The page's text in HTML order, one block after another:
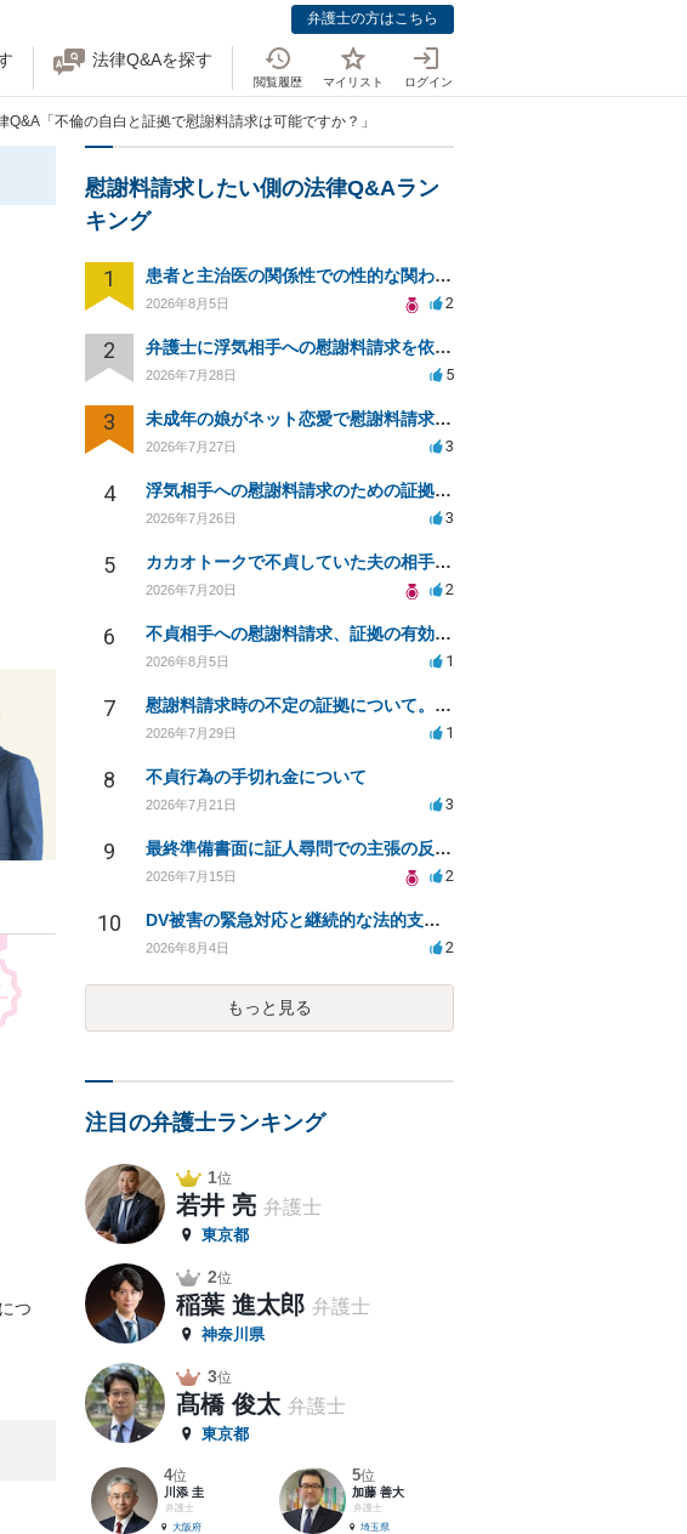
弁護士の方はこちら
法律Q&Aを探す
閲覧履歴 マイリスト ログイン
Q&A「不倫の自白と証拠で慰謝料請求は可能ですか？」
つ
慰謝料請求したい側の法律Q&Aラン
キング
1 患者と主治医の関係性での性的な関わりからのトラブル
2026年8月5日 2
2 弁護士に浮気相手への慰謝料請求を依頼する費用相場は？
2026年7月28日 5
3 未成年の娘がネット恋愛で慰謝料請求を受けた場合の対処法は？
2026年7月27日 3
4 浮気相手への慰謝料請求のための証拠集めと探偵選び
2026年7月26日 3
5 カカオトークで不貞していた夫の相手を特定したい
2026年7月20日 2
6 不貞相手への慰謝料請求、証拠の有効性と対応方法は？
2026年8月5日 1
7 慰謝料請求時の不定の証拠について。効力があるのか知りたい。
2026年7月29日 1
8 不貞行為の手切れ金について
2026年7月21日 3
9 最終準備書面に証人尋問での主張の反論を加えて良いか
2026年7月15日 2
10 DV被害の緊急対応と継続的な法的支援を求む
2026年8月4日 2
もっと見る
注目の弁護士ランキング
1位
若井 亮 弁護士
東京都
2位
稲葉 進太郎 弁護士
神奈川県
3位
髙橋 俊太 弁護士
東京都
4位
川添 圭
弁護士
大阪府
5位
加藤 善大
弁護士
埼玉県